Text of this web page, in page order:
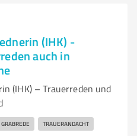
(IHK) -
auch in
(IHK) – Trauerreden und
GRABREDE TRAUERANDACHT